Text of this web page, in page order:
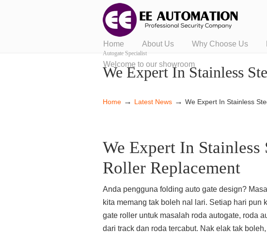
Autogate Specialist
Home About Us Why Choose Us
Welcome to our showroom
We Expert In Stainless
Home → Latest News → We Expert In Stainless
We Expert In Stainless
Roller Replacement
Anda pengguna folding auto gate design?
kita memang tak boleh nal lari. Setiap hari pun
gate roller untuk masalah roda autogate, roda
dari track dan roda tercabut. Nak elak tak